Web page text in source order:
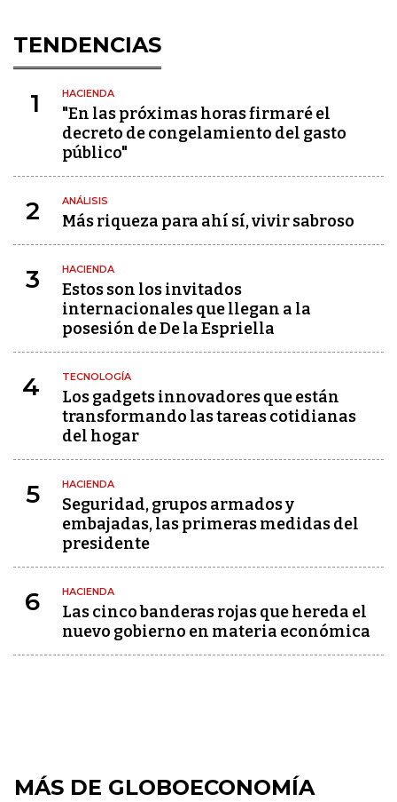
TENDENCIAS
1 HACIENDA
"En las próximas horas firmaré el
decreto de congelamiento del gasto
público"
2 ANÁLISIS
Más riqueza para ahí sí, vivir sabroso
3 HACIENDA
Estos son los invitados
internacionales que llegan a la
posesión de De la Espriella
4 TECNOLOGÍA
Los gadgets innovadores que están
transformando las tareas cotidianas
del hogar
5 HACIENDA
Seguridad, grupos armados y
embajadas, las primeras medidas del
presidente
6 HACIENDA
Las cinco banderas rojas que hereda el
nuevo gobierno en materia económica
MÁS DE GLOBOECONOMÍA